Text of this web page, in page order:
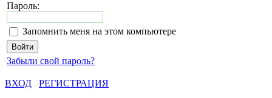
Пароль:
Запомнить меня на этом компьютере
Забыли свой пароль?
ВХОД
РЕГИСТРАЦИЯ